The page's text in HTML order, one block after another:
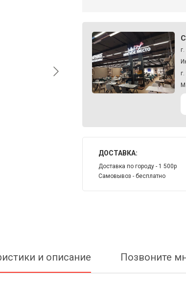
ДОСТАВКА:
Доставка по городу - 1 500р
Самовывоз - бесплатно
и описание Позвоните